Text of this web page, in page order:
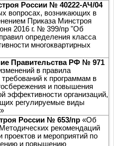
России № 40222-АЧ/04
вопросах, возникающих в
Приказа Минстроя
2016 г. № 399/пр "Об
определения класса
многоквартирных
Правительства РФ № 971
в правила
к программам в
и повышения
эффективности организаций,
регулируемые виды
России № 653/пр «Об
рекомендаций
проектов и мероприятий по
и повышению